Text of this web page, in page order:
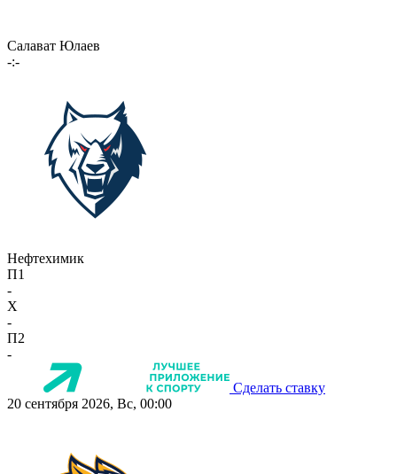
Салават Юлаев
-:-
Нефтехимик
П1
-
X
-
П2
-
Сделать ставку
20 сентября 2026, Вс, 00:00